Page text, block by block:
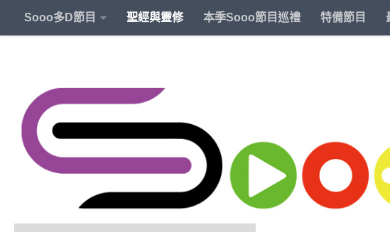
Sooo多D節目 聖經與靈修 本季Sooo節目巡禮 特備節目